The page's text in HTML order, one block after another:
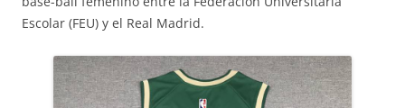
Escolar (FEU) y el Real Madrid.